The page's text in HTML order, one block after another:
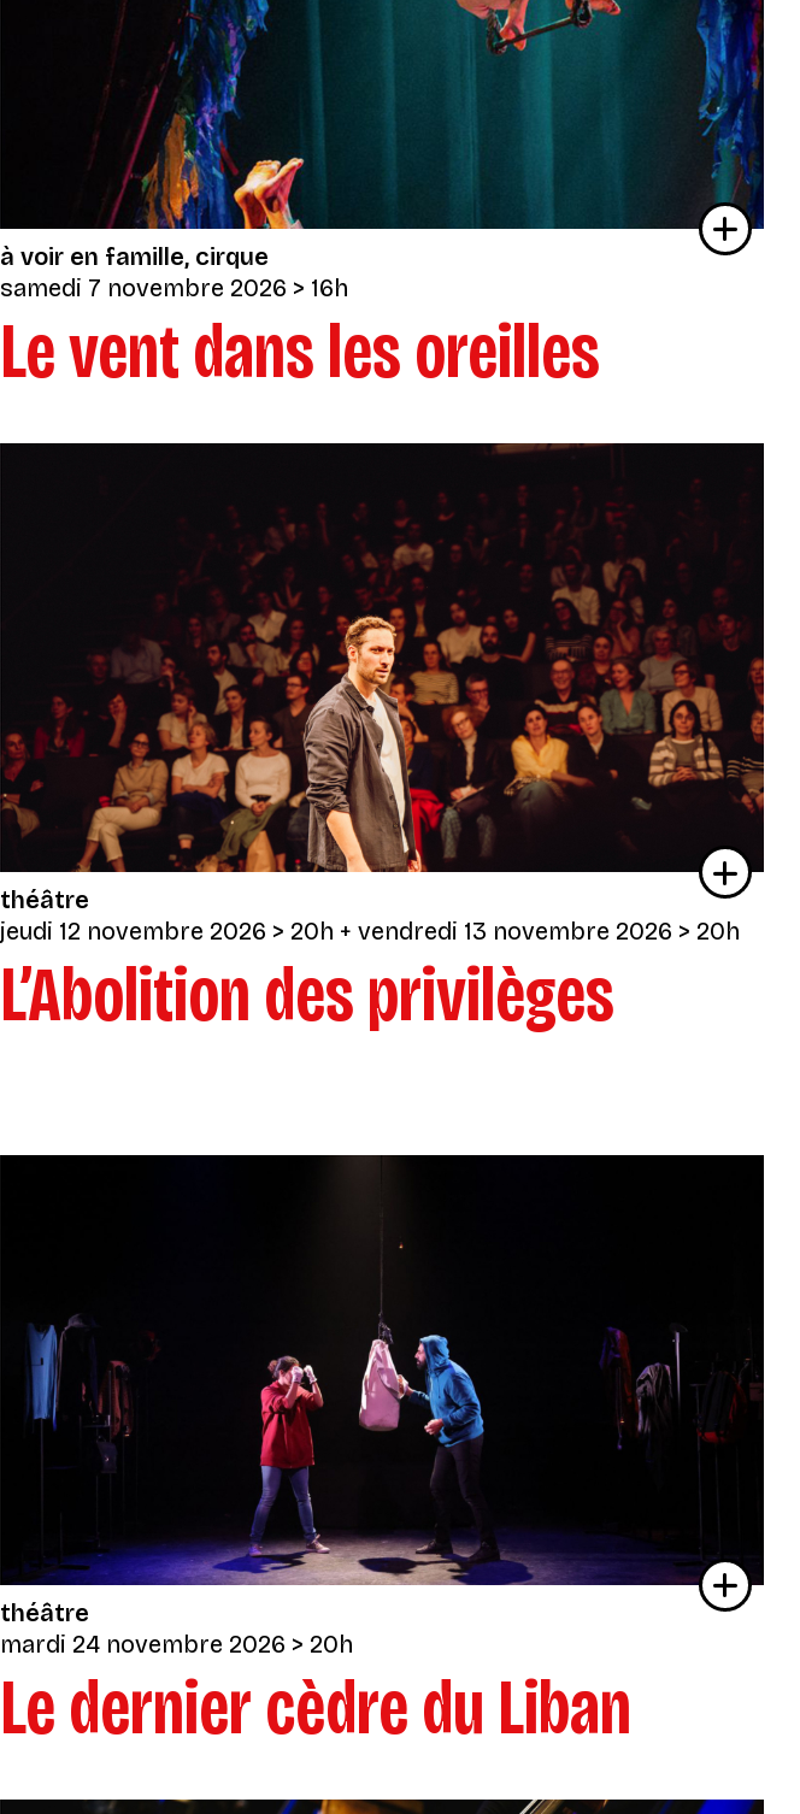
à voir en famille cirque
samedi 7 novembre 2026 > 16h
Le vent dans les oreilles
théâtre
jeudi 12 novembre 2026 > 20h + vendredi 13 novembre 2026 > 20h
L’Abolition des privilèges
théâtre
mardi 24 novembre 2026 > 20h
Le dernier cèdre du Liban